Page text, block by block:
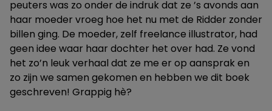
peuters was zo onder de indruk dat ze ’s avonds aan
haar moeder vroeg hoe het nu met de Ridder zonder
billen ging. De moeder, zelf freelance illustrator, had
geen idee waar haar dochter het over had. Ze vond
het zo’n leuk verhaal dat ze me er op aansprak en
zo zijn we samen gekomen en hebben we dit boek
geschreven! Grappig hè?